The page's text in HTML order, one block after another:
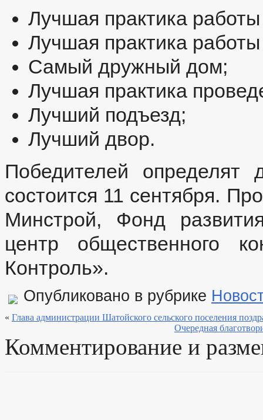
Лучшая практика
Лучшая практика
Самый дружный дом;
Лучшая практика
Лучший подъезд;
Лучший двор.
Победителей
состоится 11 сентября.
Минстрой, Фонд
центр
Контроль».
Опубликовано в рубрике
« Глава администрации Шатойского сельского поселения
Очередная
Комментирование и